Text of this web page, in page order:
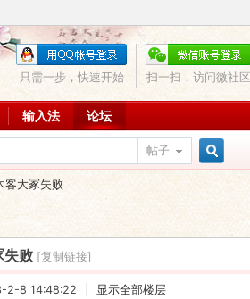
扫一扫，访问微社区
只需一步，快速开始
输入法 论坛
帖子
客大冢失败
失败 [复制链接]
2-8 14:48:22 显示全部楼层